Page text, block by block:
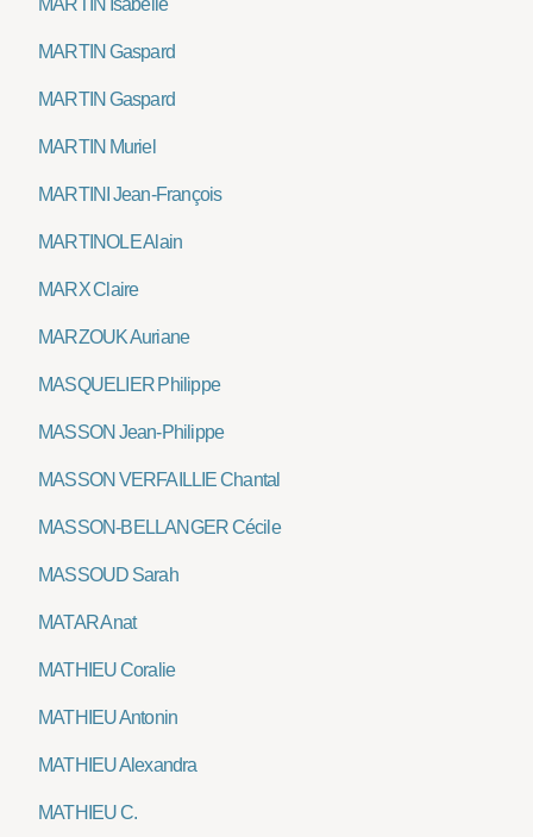
MARTIN Isabelle
MARTIN Gaspard
MARTIN Gaspard
MARTIN Muriel
MARTINI Jean-François
MARTINOLE Alain
MARX Claire
MARZOUK Auriane
MASQUELIER Philippe
MASSON Jean-Philippe
MASSON VERFAILLIE Chantal
MASSON-BELLANGER Cécile
MASSOUD Sarah
MATAR Anat
MATHIEU Coralie
MATHIEU Antonin
MATHIEU Alexandra
MATHIEU C.